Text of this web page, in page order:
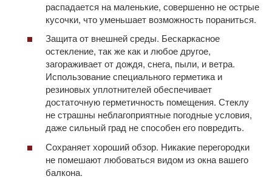
распадается на маленькие, совершенно не острые
кусочки, что уменьшает возможность пораниться.
Защита от внешней среды. Бескаркасное
остекление, так же как и любое другое,
загораживает от дождя, снега, пыли, и ветра.
Использование специального герметика и
резиновых уплотнителей обеспечивает
достаточную герметичность помещения. Стеклу
не страшны неблагоприятные погодные условия,
даже сильный град не способен его повредить.
Сохраняет хороший обзор. Никакие перегородки
не помешают любоваться видом из окна вашего
балкона.